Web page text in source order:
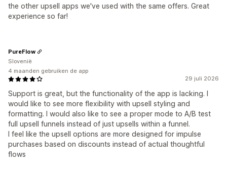
the other upsell apps we've used with the same offers. Great
experience so far!
29 juli 2026
Support is great, but the functionality of the app is lacking. I
would like to see more flexibility with upsell styling and
formatting. I would also like to see a proper mode to A/B test
full upsell funnels instead of just upsells within a funnel.
I feel like the upsell options are more designed for impulse
purchases based on discounts instead of actual thoughtful
flows
PureFlow
Slovenië
4 maanden gebruiken de app